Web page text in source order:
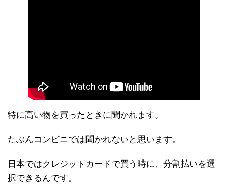
特に高い物を買ったときに聞かれます。
たぶんコンビニでは聞かれないと思います。
日本ではクレジットカードで買う時に、分割払いを選
択できるんです。